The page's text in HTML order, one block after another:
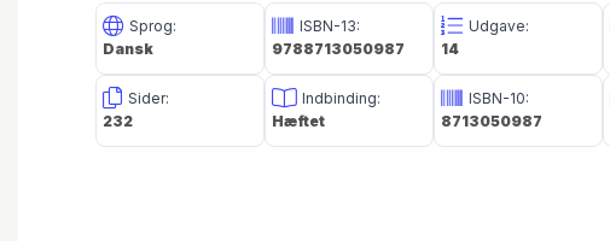
Sprog:
Dansk
Sider:
232
ISBN-13:
9788713050987
Indbinding:
Hæftet
Udgave:
14
ISBN-10:
8713050987